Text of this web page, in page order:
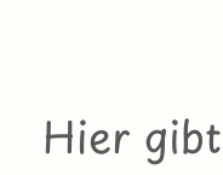
Hier